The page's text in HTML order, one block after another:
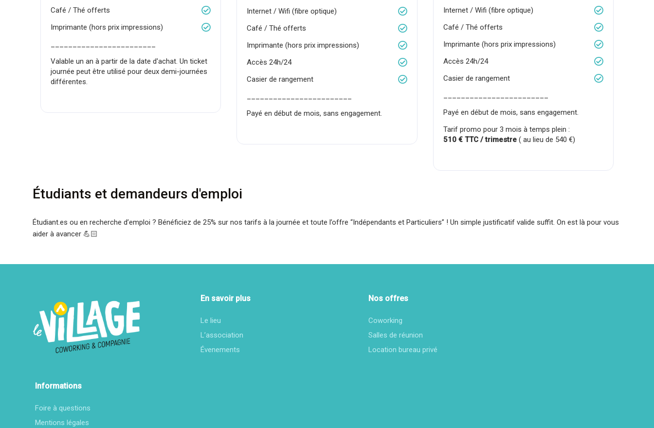
Café / Thé offerts
Imprimante (hors prix impressions)
Valable un an à partir de la date d'achat. Un ticket
journée peut être utilisé pour deux demi-journées
différentes.
Internet / Wifi (fibre optique)
Café / Thé offerts
Imprimante (hors prix impressions)
Accès 24h/24
Casier de rangement
Payé en début de mois, sans engagement.
Internet / Wifi (fibre optique)
Café / Thé offerts
Imprimante (hors prix impressions)
Accès 24h/24
Casier de rangement
Payé en début de mois, sans engagement.
Tarif promo pour 3 mois à temps plein :
510 € TTC / trimestre( au lieu de 540 €)
Étudiants et demandeurs d'emploi
Étudiant.es ou en recherche d’emploi ? Bénéficiez de 25% sur nos tarifs à la journée et toute l’offre “Indépendants et Particuliers” ! Un simple justificatif valide suffit. On est là pour vous
aider à avancer 💪🏻
En savoir plus
Le lieu
L’association
Évenements
Nos offres
Coworking
Salles de réunion
Location bureau privé
Informations
Foire à questions
Mentions légales